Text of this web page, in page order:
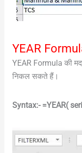
YEAR
YEAR Formula की
निकल सकते हैं।
Syntax:- =YEAR(